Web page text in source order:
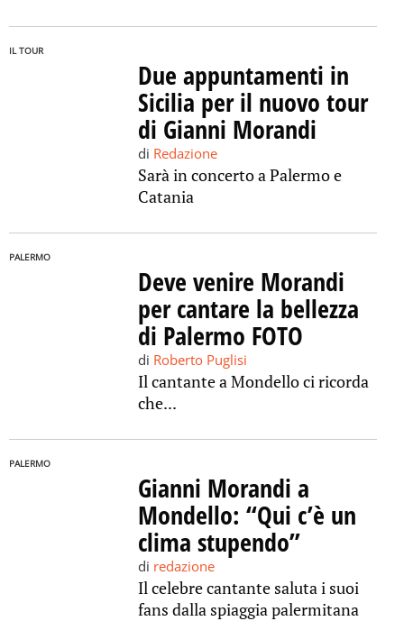
IL TOUR
Due appuntamenti in
Sicilia per il nuovo tour
di Gianni Morandi
di Redazione
Sarà in concerto a Palermo e
Catania
PALERMO
Deve venire Morandi
per cantare la bellezza
di Palermo FOTO
di Roberto Puglisi
Il cantante a Mondello ci ricorda
che...
PALERMO
Gianni Morandi a
Mondello: “Qui c’è un
clima stupendo”
di redazione
Il celebre cantante saluta i suoi
fans dalla spiaggia palermitana